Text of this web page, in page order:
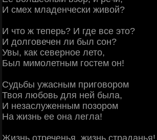
И смех младенчески живой?
И что ж теперь? И где все это?
И долговечен ли был сон?
Увы, как северное лето,
Был мимолетным гостем он!
Судьбы ужасным приговором
Твоя любовь для ней была,
И незаслуженным позором
На жизнь ее она легла!
Жизнь отреченья, жизнь страданья!